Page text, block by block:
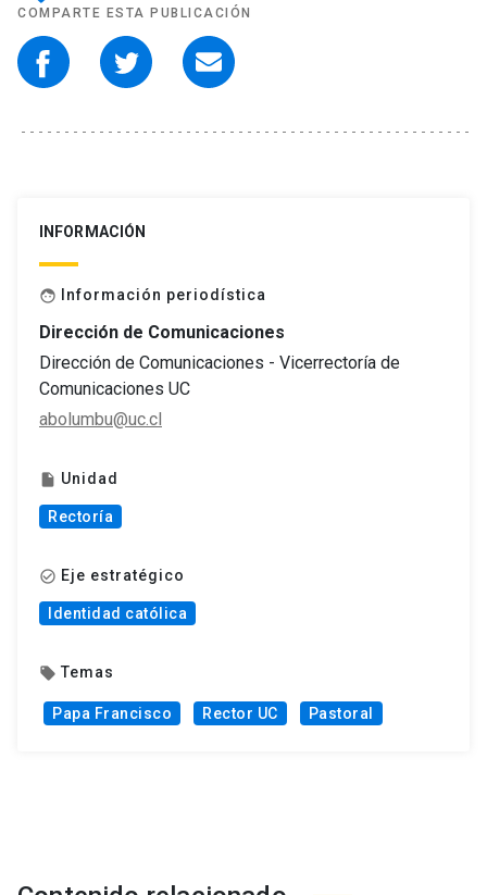
COMPARTE ESTA PUBLICACIÓN
INFORMACIÓN
face Información periodística
Dirección de Comunicaciones
Dirección de Comunicaciones - Vicerrectoría de
Comunicaciones UC
abolumbu@uc.cl
insert_drive_file Unidad
Rectoría
check_circle_outline Eje estratégico
Identidad católica
local_offer Temas
Papa Francisco Rector UC Pastoral